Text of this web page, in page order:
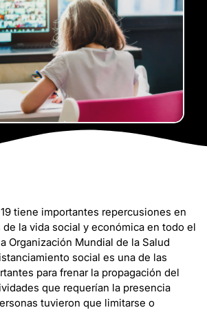
tiene importantes repercusiones en
la vida social y económica en todo el
Organización Mundial de la Salud
social es una de las
para frenar la propagación del
que requerían la presencia
tuvieron que limitarse o